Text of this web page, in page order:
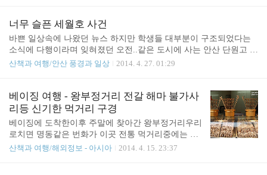
들이 많았는데 일반인이 출입하기 힘들던 군사지역
이고 121사태가 일어난이후에는 더더욱 접근할 수
없었던 북악산과 인왕산 구간도 개방이 되었기..
태들이 참사를 더욱 키운데다 개인으로서 감당하기 어려운 일에는
어떤식으로든 울타리가 되어야할 국가마저 위기상황에서 우왕좌왕
갈피를 못잡는 모습이 슬픔과 분노를 배가시키고 있는중..천재지변
피어보지도 못한 어린 목숨들이 너무 많이 희생되어 너무 참담한 사
의전당 들렀다 바람쐬로 혹은 경..
너무 슬픈 세월호 사건
바쁜 일상속에 나왔던 뉴스 하지만 학생들 대부분이 구조되었다는
소식에 다행이라며 잊혀졌던 오전..같은 도시에 사는 안산 단원고 학
생들의 수학여행이었고 그래도 다행이라 생각하면서 다시 일상속으
미어지는 소식이었고 더구나 길거리에서 한두번 마주쳤을지도 모르
는 같은 도시에 거주하는 학생들고등학생들을 직접적으로 마주대한
것이 오래되었지만 어른에 비하면 아직 순수함이 많이 남은 나이이
고 말그대로 창창한 앞날을 기대하며 꿈꾸는 시기..그날부터 불안하
고 안타까운 마음에 일하면서도 수시로 뉴스를 보며 안타까워했고
집에와서는 새벽까지 뉴스를 틀어놓고 학생 부모들 모습에 같이 울
산책과 여행/안산 풍경과 일상 2014. 4. 27. 01:29
베이징 여행 - 왕부정거리 전갈 해마 불가사
리등 신기한 먹거리 구경
베이징에 도착한이후 주말에 찾아간 왕부정거리우리
로치면 명동같은 번화가 이곳 전통 먹거리중에는 우
리에게는 신기한 것들로전갈이나 해마 불가사리에
산책과 여행/해외정보 - 아시아 2014. 4. 15. 23:37